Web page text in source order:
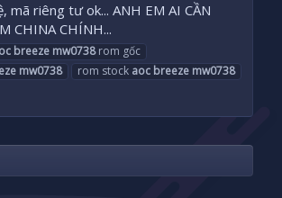
riêng tư ok... ANH EM AI CẦN
CHINA CHÍNH...
breeze mw0738rom gốc
mw0738 rom stock aoc breeze mw0738